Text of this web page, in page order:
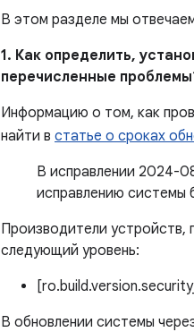
В этом разделе мы
1. Как определить,
перечисленные
Информацию о том, как
найти в статье о сроках
В исправлении 2024-
исправлению
Производители устройств,
следующий уровень:
В обновлении системы